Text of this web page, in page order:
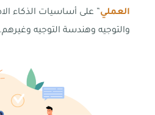
العملي” على أساسيات الذكاء
والتوجيه وهندسة التوجيه وغيرهم.